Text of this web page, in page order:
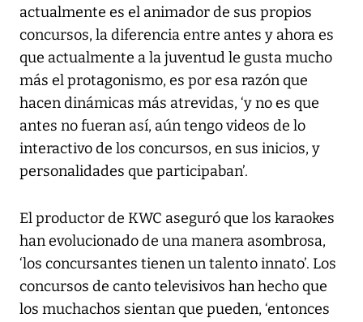
actualmente es el animador de sus propios
concursos, la diferencia entre antes y ahora es
que actualmente a la juventud le gusta mucho
más el protagonismo, es por esa razón que
hacen dinámicas más atrevidas, ‘y no es que
antes no fueran así, aún tengo videos de lo
interactivo de los concursos, en sus inicios, y
personalidades que participaban’.
El productor de KWC aseguró que los karaokes
han evolucionado de una manera asombrosa,
‘los concursantes tienen un talento innato’. Los
concursos de canto televisivos han hecho que
los muchachos sientan que pueden, ‘entonces